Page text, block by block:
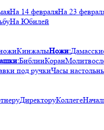
На 14 февраляНа 23
На Юбилей
КинжалыНожи:
БиблииКоран
под ручкиЧасы
ДиректоруКоллеге